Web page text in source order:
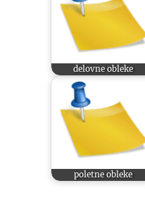
delovne obleke
poletne obleke